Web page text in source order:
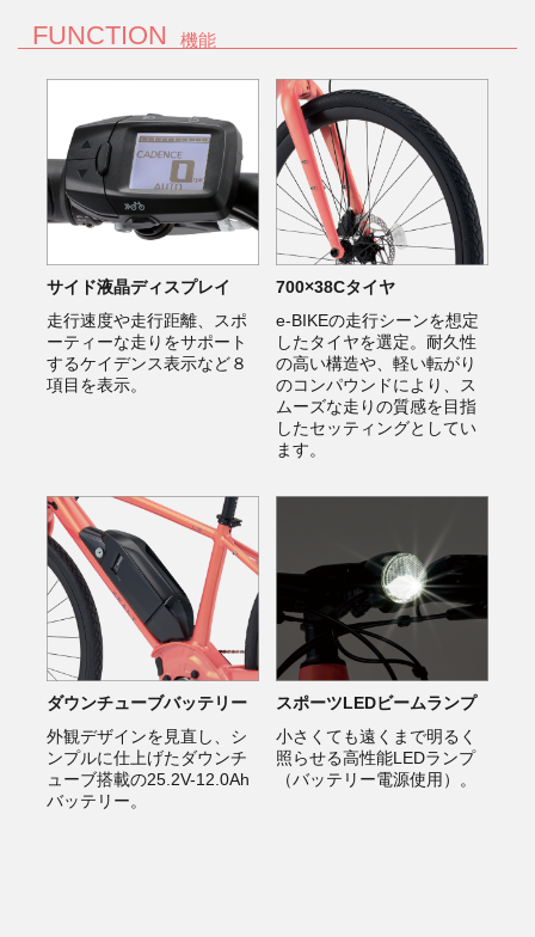
FUNCTION 機能
サイド液晶ディスプレイ
走行速度や走行距離、スポ
ーティーな走りをサポート
するケイデンス表示など８
項目を表示。
700×38Cタイヤ
e-BIKEの走行シーンを想定
したタイヤを選定。耐久性
の高い構造や、軽い転がり
のコンパウンドにより、ス
ムーズな走りの質感を目指
したセッティングとしてい
ます。
ダウンチューブバッテリー
外観デザインを見直し、シ
ンプルに仕上げたダウンチ
ューブ搭載の25.2V-12.0Ah
バッテリー。
スポーツLEDビームランプ
小さくても遠くまで明るく
照らせる高性能LEDランプ
（バッテリー電源使用）。